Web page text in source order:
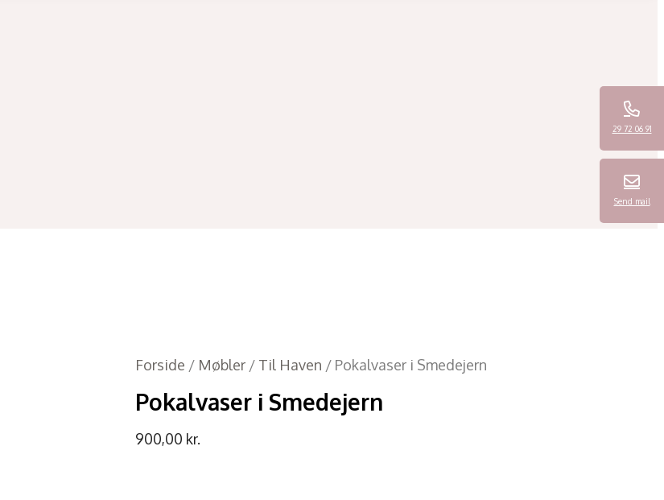
Forside / Møbler / Til Haven / Pokalvaser i Smedejern
Pokalvaser i Smedejern
900,00 kr.
29 72 06 91
Send mail